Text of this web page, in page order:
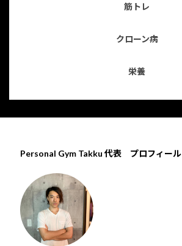
筋トレ
クローン病
栄養
Personal Gym Takku 代表 プロフィール